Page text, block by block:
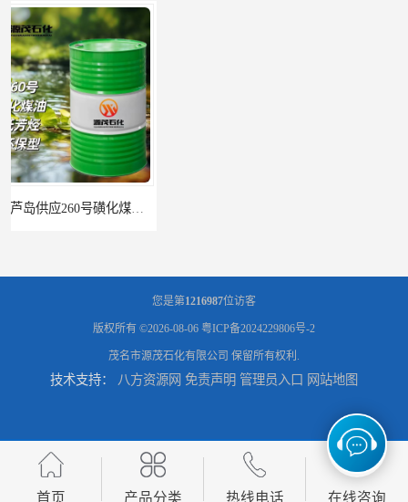
您是第1216987位访客
版权所有 ©2026-08-06 粤ICP备2024229806号-2
茂名市源茂石化有限公司 保留所有权利.
技术支持： 八方资源网 免责声明 管理员入口 网站地图
首页 产品分类 热线电话 在线咨询